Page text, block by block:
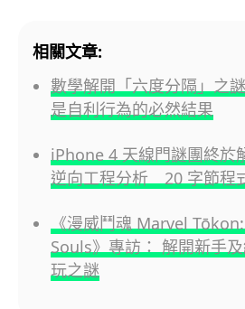
相關文章:
數學解開「六度分隔」之
是自利行為的必然結果
iPhone 4 天線門謎團終
逆向工程分析 20 字節程
《漫威鬥魂 Marvel
Souls》專訪： 解開新手
玩之謎